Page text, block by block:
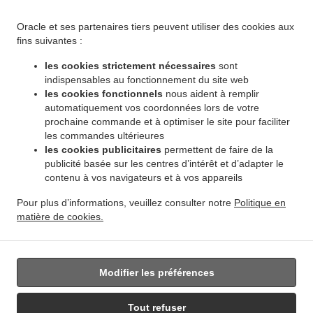
Oracle et ses partenaires tiers peuvent utiliser des cookies aux
fins suivantes :
les cookies strictement nécessaires sont
indispensables au fonctionnement du site web
les cookies fonctionnels nous aident à remplir
automatiquement vos coordonnées lors de votre
prochaine commande et à optimiser le site pour faciliter
les commandes ultérieures
les cookies publicitaires permettent de faire de la
publicité basée sur les centres d’intérêt et d’adapter le
contenu à vos navigateurs et à vos appareils
Pour plus d’informations, veuillez consulter notre Politique en
matière de cookies.
Tout refuser
Modifier les préférences
cuisinés African Food Winnipeg Vista
.
cuisinés African Food Winnipeg River Park South Livraison de plats cuisinés African
Food Winnipeg Powerview . Livraison de plats cuisinés African Food Winnipeg
Middlechurch . Livraison de plats cuisinés African Food Winnipeg Vermette . Livraison de
.
Livraison de plats cuisinés African Food East Saint Paul Ki l- Cona Park Livraison
de plats cuisinés African Food East Saint Paul . Livraison de plats cuisinés African Food
cuisinés African Food Traverse Bay